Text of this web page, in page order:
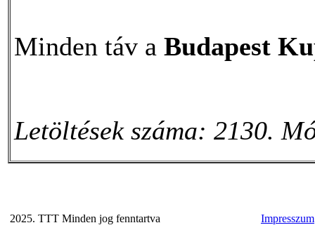
Minden táv a Budapest
Letöltések száma: 2130.
2025. TTT Minden jog fenntartva Impresszum